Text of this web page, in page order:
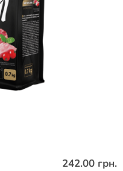
242.00 грн.